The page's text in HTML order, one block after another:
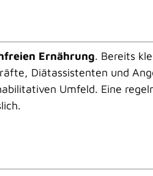
Ernährung. Bereits
Diätassistenten und
Umfeld. Eine